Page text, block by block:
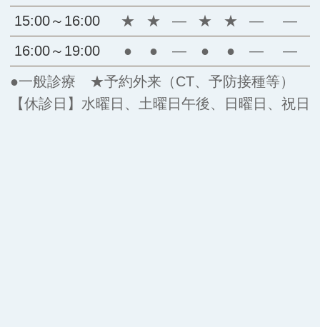
●一般診療 ★予約外来（CT、予防接種等）
【休診日】水曜日、土曜日午後、日曜日、祝日
15:00～16:00
★ ★ ― ★ ★ ―
―
16:00～19:00
● ● ― ● ● ― ―